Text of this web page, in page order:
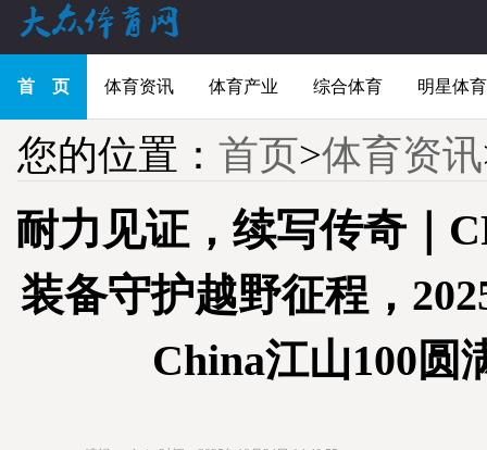
首 页 体育资讯 体育产业 综合体育 明星体育
您的位置： 首页>体育资讯
耐力见证，续写传奇｜
装备守护越野征程，
China江山100圆